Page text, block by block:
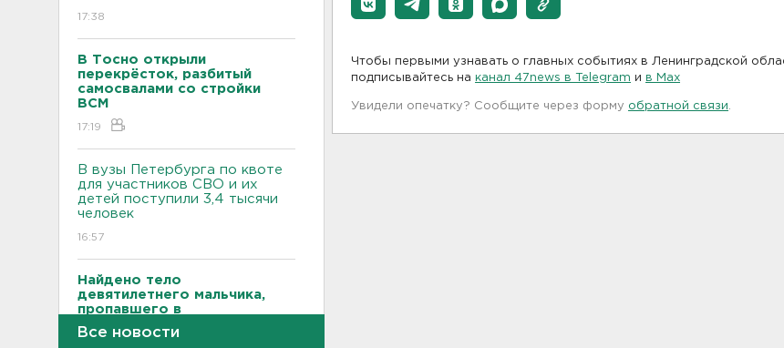
17:38
В Тосно открыли
перекрёсток, разбитый
самосвалами со стройки
ВСМ
17:19
В вузы Петербурга по квоте
для участников СВО и их
детей поступили 3,4 тысячи
человек
16:57
Найдено тело
девятилетнего мальчика,
пропавшего в
Все новости
Чтобы первыми узнавать о главных событиях в Ленинградской
подписывайтесь на канал 47news в Telegram и в Maх
Увидели опечатку? Сообщите через форму обратной связи